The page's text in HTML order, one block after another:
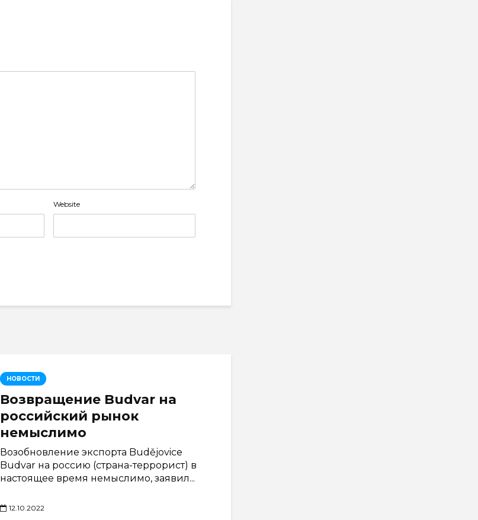
Website
НОВОСТИ
Возвращение Budvar на
российский рынок
немыслимо
Возобновление экспорта Budějovice
Budvar на россию (страна-террорист) в
настоящее время немыслимо, заявил...
12.10.2022